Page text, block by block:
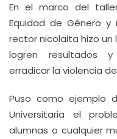
En el marco del
Equidad de Género y
rector nicolaita hizo
logren resultados
erradicar la violencia
Puso como ejemplo
Universitaria el
alumnas o cualquier